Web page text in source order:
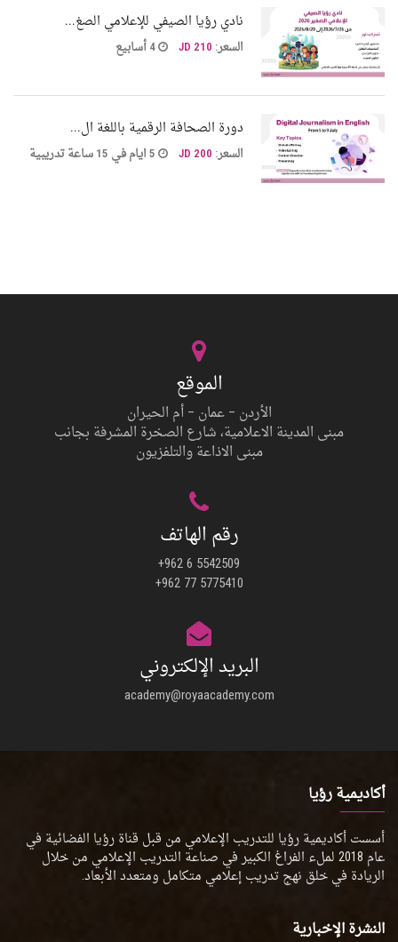
نادي رؤيا الصيفي للإعلامي الصغ...
4 أسابيع السعر: 210 JD
دورة الصحافة الرقمية باللغة ال...
السعر: 200 JD
الموقع
الأردن – عمان – أم الحيران
مبنى المدينة الاعلامية، شارع الصخرة المشرفة بجانب
مبنى الاذاعة والتلفزيون
رقم الهاتف
+962 6 5542509
+962 77 5775410
البريد الإلكتروني
academy@royaacademy.com
أكاديمية رؤيا
أسست أكاديمية رؤيا للتدريب الإعلامي من قبل قناة رؤيا الفضائية في
عام 2018 لملء الفراغ الكبير في صناعة التدريب الإعلامي من خلال
الريادة في خلق نهج تدريب إعلامي متكامل ومتعدد الأبعاد.
النشرة الإخبارية